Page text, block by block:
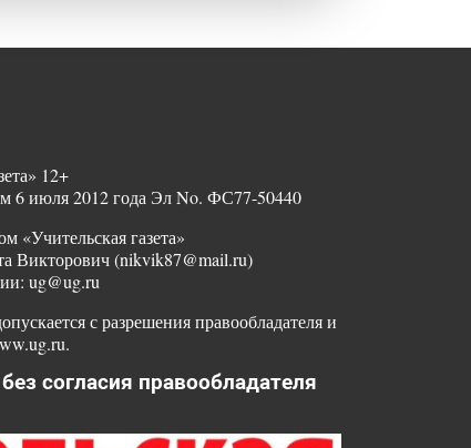
12+
6 июля 2012 года Эл No. ФС77-50440
«Учительская газета»
Викторович (nikvik87@mail.ru)
ug@ug.ru
с разрешения правообладателя и
согласия правообладателя